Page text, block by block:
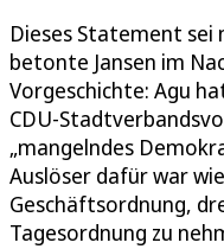
Dieses Statement sei
betonte Jansen im
Vorgeschichte: Agu
CDU-
„mangelndes
Auslöser dafür war
Geschäftsordnung,
Tagesordnung zu